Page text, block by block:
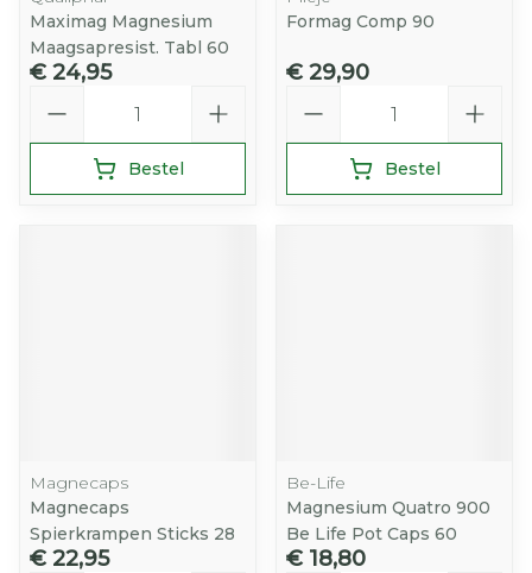
Maximag Magnesium
Maagsapresist. Tabl 60
€ 24,95
Bestel
Formag Comp 90
€ 29,90
Bestel
Magnecaps
Magnecaps
Spierkrampen Sticks 28
€ 22,95
Be-Life
Magnesium Quatro 900
Be Life Pot Caps 60
€ 18,80